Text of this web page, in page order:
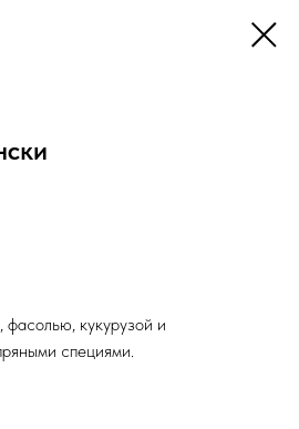
кукурузой и
специями.